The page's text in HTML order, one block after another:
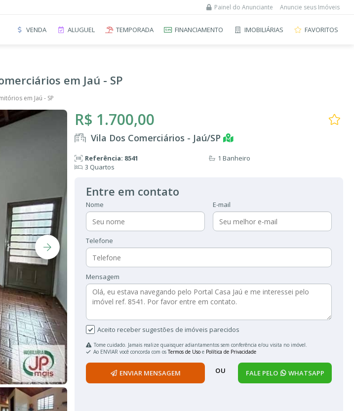
Painel do Anunciante Anuncie seus Imóveis
VENDA ALUGUEL TEMPORADA FINANCIAMENTO IMOBILIÁRIAS FAVORITOS
em Jaú - SP
em Jaú - SP
R$ 1.700,00
Vila Dos Comerciários - Jaú/SP
Referência: 8541
3 Quartos
1 Banheiro
Entre em contato
Nome E-mail
Telefone
Mensagem
Aceito receber sugestões de imóveis parecidos
Tome cuidado. Jamais realize quaisquer adiantamentos sem conferência e/ou visita no imóvel.
Ao ENVIAR você concorda com osTermos de Uso e Política de Privacidade
ENVIAR MENSAGEM OU FALE PELO WHATSAPP